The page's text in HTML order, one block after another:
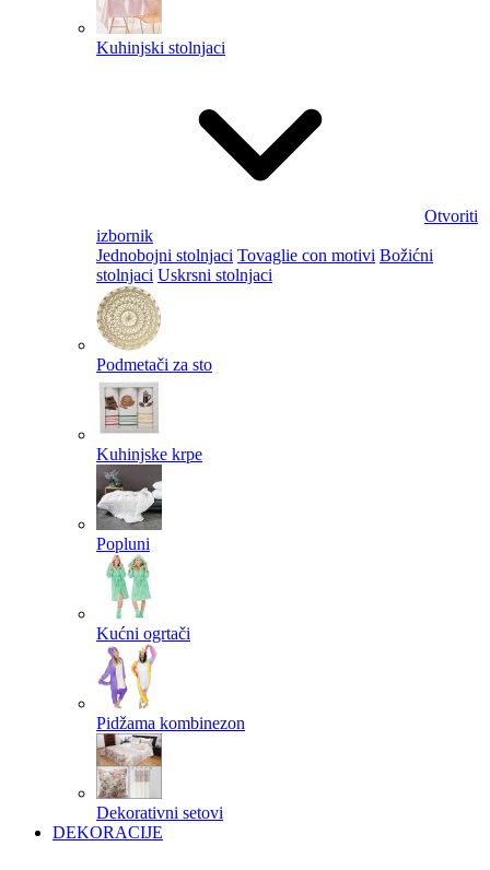
Kuhinjski stolnjaci
Otvoriti
izbornik
Jednobojni stolnjaci Tovaglie con motivi Božićni
stolnjaci Uskrsni stolnjaci
Podmetači za sto
Kuhinjske krpe
Popluni
Kućni ogrtači
Pidžama kombinezon
Dekorativni setovi
DEKORACIJE